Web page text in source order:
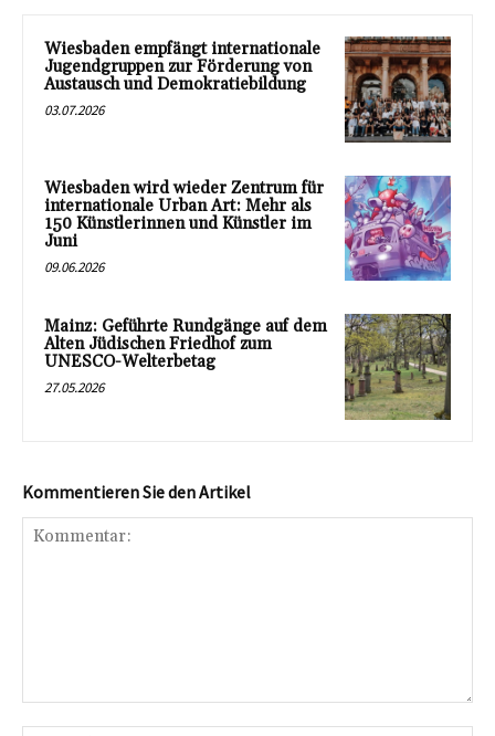
Wiesbaden empfängt internationale
Jugendgruppen zur Förderung von
Austausch und Demokratiebildung
03.07.2026
Wiesbaden wird wieder Zentrum für
internationale Urban Art: Mehr als
150 Künstlerinnen und Künstler im
Juni
09.06.2026
Mainz: Geführte Rundgänge auf dem
Alten Jüdischen Friedhof zum
UNESCO-Welterbetag
27.05.2026
Kommentieren Sie den Artikel